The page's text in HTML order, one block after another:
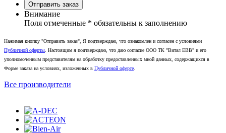
Отправить заказ
Внимание
Поля отмеченные * обязательны к заполнению
Нажимая кнопку "Отправить заказ", Я подтверждаю, что ознакомлен и согласен с условиями
Публичной оферты. Настоящим я подтверждаю, что даю согласие ООО ТК "Витал ЕВВ" и его
уполномоченным представителям на обработку предоставленных мной данных, содержащихся в
Форме заказа на условиях, изложенных в Публичной оферте.
Все производители